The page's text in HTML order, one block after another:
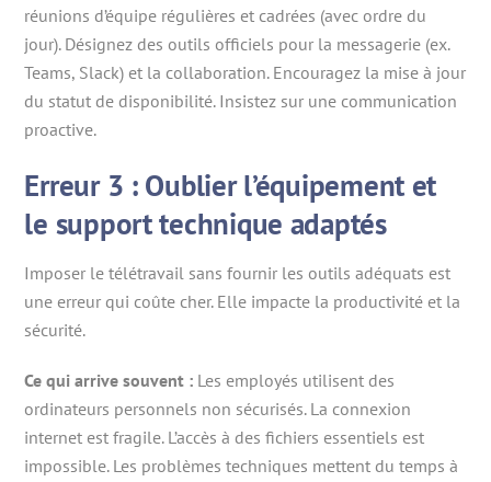
réunions d’équipe régulières et cadrées (avec ordre du
jour). Désignez des outils officiels pour la messagerie (ex.
Teams, Slack) et la collaboration. Encouragez la mise à jour
du statut de disponibilité. Insistez sur une communication
proactive.
Erreur 3 : Oublier l’équipement et
le support technique adaptés
Imposer le télétravail sans fournir les outils adéquats est
une erreur qui coûte cher. Elle impacte la productivité et la
sécurité.
Ce qui arrive souvent : Les employés utilisent des
ordinateurs personnels non sécurisés. La connexion
internet est fragile. L’accès à des fichiers essentiels est
impossible. Les problèmes techniques mettent du temps à